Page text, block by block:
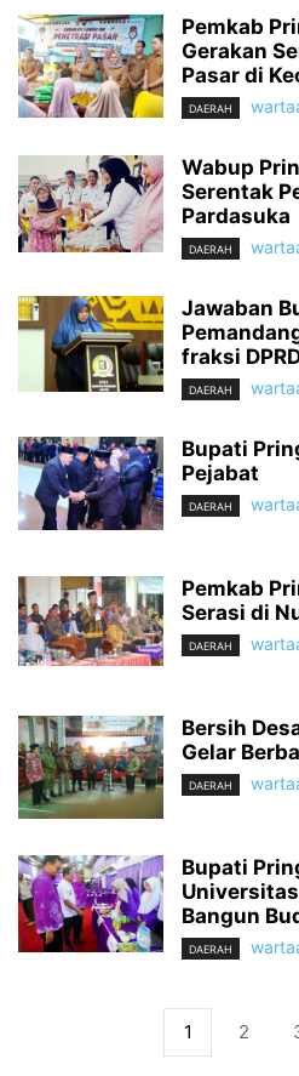
Pemkab
Gerakan
Pasar di
DAERAH
Wabup
Serentak
Pardasuka
DAERAH
Jawaban
fraksi
DAERAH
Bupati
Pejabat
DAERAH
Pemkab
Serasi di
DAERAH
Bersih
Gelar
DAERAH
Bupati
Bangun
DAERAH
1 2